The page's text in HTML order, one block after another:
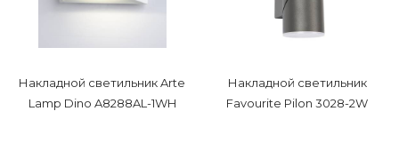
Накладной светильник Arte
Lamp Dino A8288AL-1WH
Накладной светильник
Favourite Pilon 3028-2W